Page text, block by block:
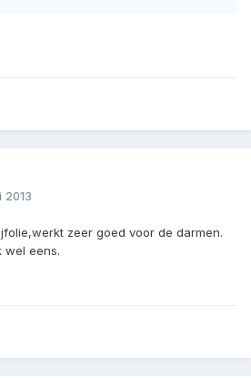
2013
zeer goed voor de darmen.
wel eens.